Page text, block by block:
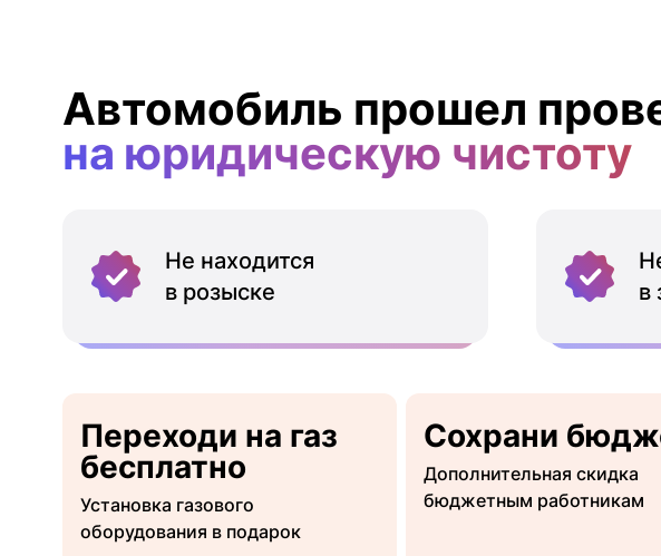
Автомобиль прошел
на юридическую чистоту
Не находится
в розыске
в
Переходи на газ
бесплатно
Установка газового
оборудования в подарок
Сохрани
Дополнительная скидка
бюджетным работникам